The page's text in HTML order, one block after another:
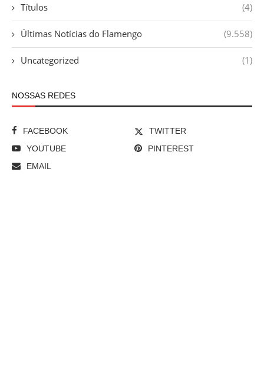
Títulos (4)
Últimas Notícias do Flamengo (9.558)
Uncategorized (1)
NOSSAS REDES
FACEBOOK
TWITTER
YOUTUBE
PINTEREST
EMAIL